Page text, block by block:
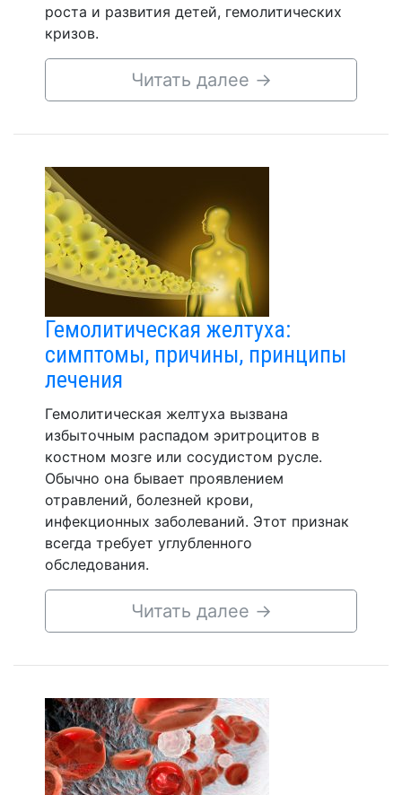
роста и развития детей, гемолитических
кризов.
Читать далее →
Гемолитическая желтуха:
симптомы, причины, принципы
лечения
Гемолитическая желтуха вызвана
избыточным распадом эритроцитов в
костном мозге или сосудистом русле.
Обычно она бывает проявлением
отравлений, болезней крови,
инфекционных заболеваний. Этот признак
всегда требует углубленного
обследования.
Читать далее →